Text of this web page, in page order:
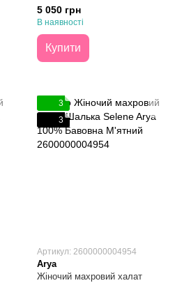
Бавовна Молочний S
5 050 грн
В наявності
Купити
3
3
Артикул: 2600000004954
Arya
Жіночий махровий халат